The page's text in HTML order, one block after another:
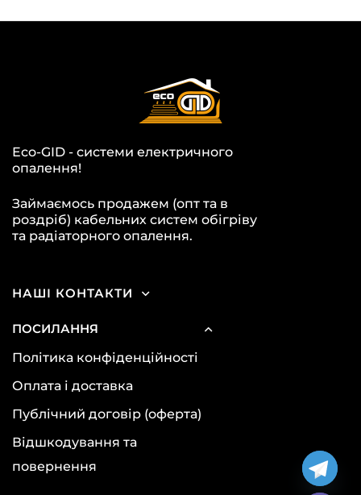
Eco-GID - системи електричного
опалення!
Займаємось продажем (опт та в
роздріб) кабельних систем обігріву
та радіаторного опалення.
НАШІ КОНТАКТИ
ПОСИЛАННЯ
Політика конфіденційності
Оплата і доставка
Публічний договір (оферта)
Відшкодування та
повернення